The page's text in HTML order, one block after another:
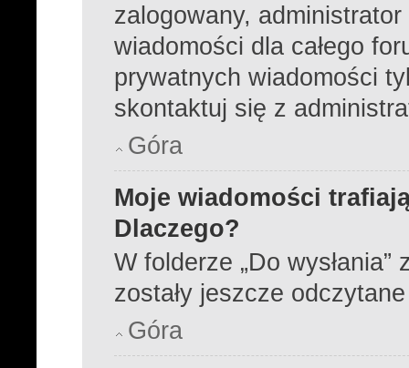
zalogowany, administrator
wiadomości dla całego
prywatnych wiadomości
skontaktuj się z
Góra
Moje wiadomości
Dlaczego?
W folderze „Do
zostały jeszcze
Góra